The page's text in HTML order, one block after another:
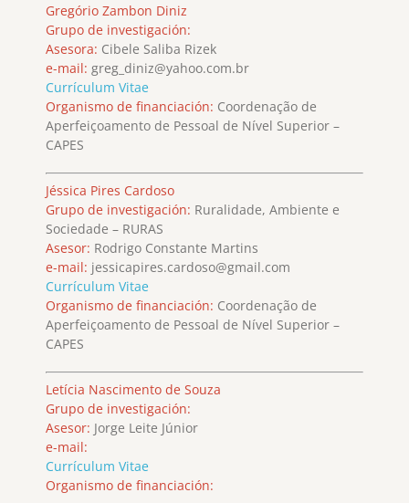
Gregório Zambon Diniz
Grupo de investigación:
Asesora: Cibele Saliba Rizek
e-mail: greg_diniz@yahoo.com.br
Currículum Vitae
Organismo de financiación: Coordenação de
Aperfeiçoamento de Pessoal de Nível Superior –
CAPES
Jéssica Pires Cardoso
Grupo de investigación: Ruralidade, Ambiente e
Sociedade – RURAS
Asesor: Rodrigo Constante Martins
e-mail: jessicapires.cardoso@gmail.com
Currículum Vitae
Organismo de financiación: Coordenação de
Aperfeiçoamento de Pessoal de Nível Superior –
CAPES
Letícia Nascimento de Souza
Grupo de investigación:
Asesor: Jorge Leite Júnior
e-mail:
Currículum Vitae
Organismo de financiación: